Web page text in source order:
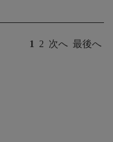
1 2 次へ 最後へ